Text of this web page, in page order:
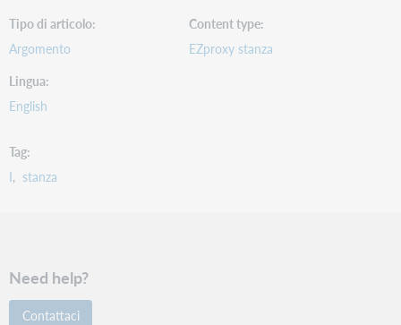
Tipo di articolo
Argomento
Content type
EZproxy stanza
Lingua
English
Tag
I
stanza
Need help?
Contattaci